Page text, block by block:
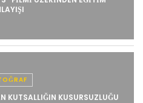
KUTSALLIĞIN KUSURSUZLUĞU